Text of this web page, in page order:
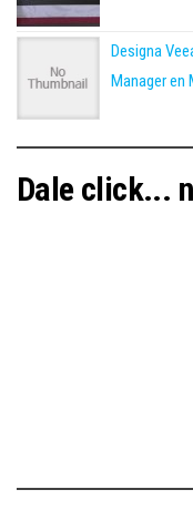
Designa
Manager en
Dale click...